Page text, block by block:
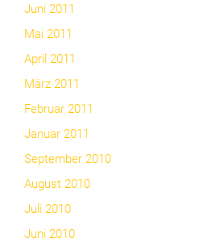
Juni 2011
Mai 2011
April 2011
März 2011
Februar 2011
Januar 2011
September 2010
August 2010
Juli 2010
Juni 2010